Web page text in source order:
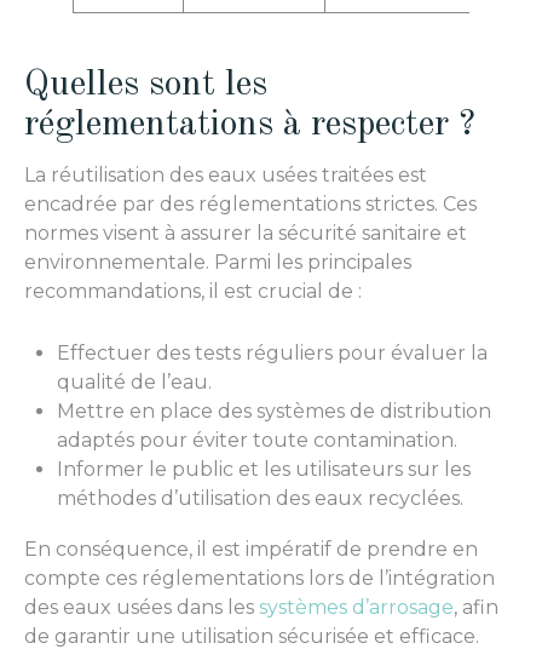
Quelles sont les
réglementations à respecter ?
La réutilisation des eaux usées traitées est
encadrée par des réglementations strictes. Ces
normes visent à assurer la sécurité sanitaire et
environnementale. Parmi les principales
recommandations, il est crucial de :
Effectuer des tests réguliers pour évaluer la
qualité de l’eau.
Mettre en place des systèmes de distribution
adaptés pour éviter toute contamination.
Informer le public et les utilisateurs sur les
méthodes d’utilisation des eaux recyclées.
En conséquence, il est impératif de prendre en
compte ces réglementations lors de l’intégration
des eaux usées dans les systèmes d’arrosage, afin
de garantir une utilisation sécurisée et efficace.